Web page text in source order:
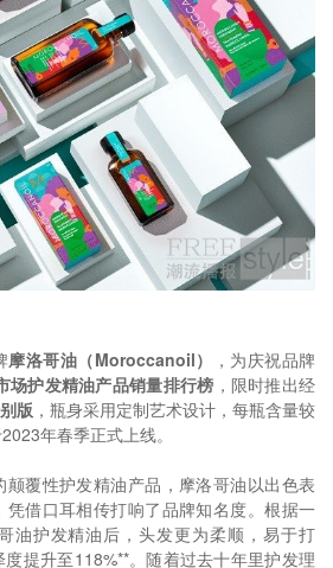
摩洛哥油（Moroccanoil）
，为庆祝品牌
场护发精油产品销量排行榜 ，限时推出经
版 ，瓶身采用定制艺术设计，每瓶含量较
年春季正式上线。
覆性护发精油产品，摩洛哥油以出色表
借口耳相传打响了品牌知名度。根据一
油护发精油后，头发更为柔顺，易于打
提升至118%**。随着过去十年里护发理